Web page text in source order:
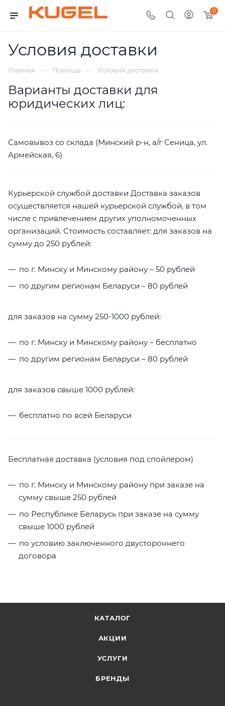
0
Условия доставки
Главная — Помощь — Условия доставки
Варианты доставки для
юридических лиц:
Самовывоз со склада (Минский р-н, а/г Сеница, ул.
Армейская, 6)
Курьерской службой доставки Доставка заказов
осуществляется нашей курьерской службой, в том
числе с привлечением других уполномоченных
организаций. Стоимость составляет: для заказов на
сумму до 250 рублей:
по г. Минску и Минскому району – 50 рублей
по другим регионам Беларуси – 80 рублей
для заказов на сумму 250-1000 рублей:
по г. Минску и Минскому району – бесплатно
по другим регионам Беларуси – 80 рублей
для заказов свыше 1000 рублей:
бесплатно по всей Беларуси
Бесплатная доставка (условия под спойлером)
по г. Минску и Минскому району при заказе на
сумму свыше 250 рублей
по Республике Беларусь при заказе на сумму
свыше 1000 рублей
по условию заключенного двустороннего
договора
КАТАЛОГ
АКЦИИ
УСЛУГИ
БРЕНДЫ